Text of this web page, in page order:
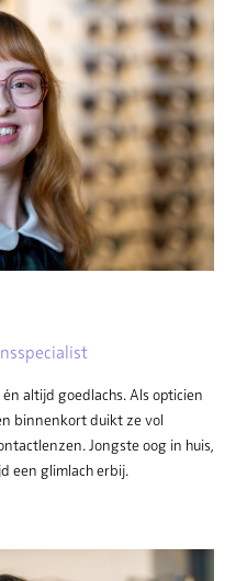
altijd goedlachs. Als opticien
binnenkort duikt ze vol
Jongste oog in huis,
een glimlach erbij.